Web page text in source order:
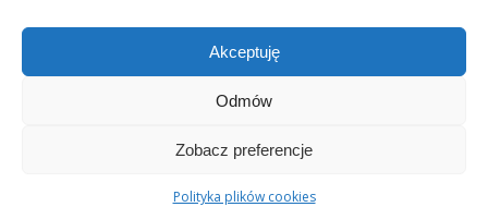
Akceptuję
Odmów
Zobacz preferencje
Polityka plików cookies
World